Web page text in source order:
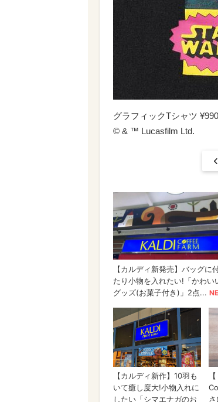
グラフィックTシャツ
© & ™ Lucasfilm Ltd.